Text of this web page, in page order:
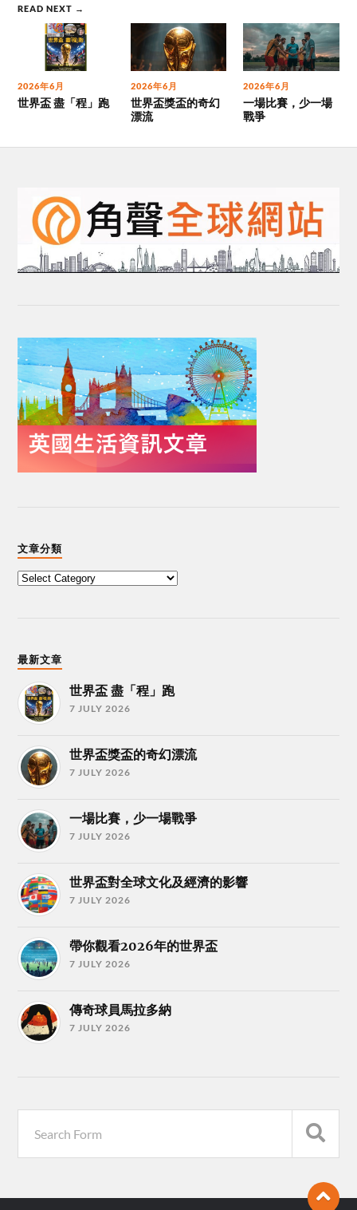
READ NEXT →
2026年6月
世界盃 盡「程」跑
2026年6月
世界盃獎盃的奇幻
漂流
2026年6月
一場比賽，少一場
戰爭
文章分類
最新文章
世界盃 盡「程」跑
7 JULY 2026
世界盃獎盃的奇幻漂流
7 JULY 2026
一場比賽，少一場戰爭
7 JULY 2026
世界盃對全球文化及經濟的影響
7 JULY 2026
帶你觀看2026年的世界盃
7 JULY 2026
傳奇球員馬拉多納
7 JULY 2026